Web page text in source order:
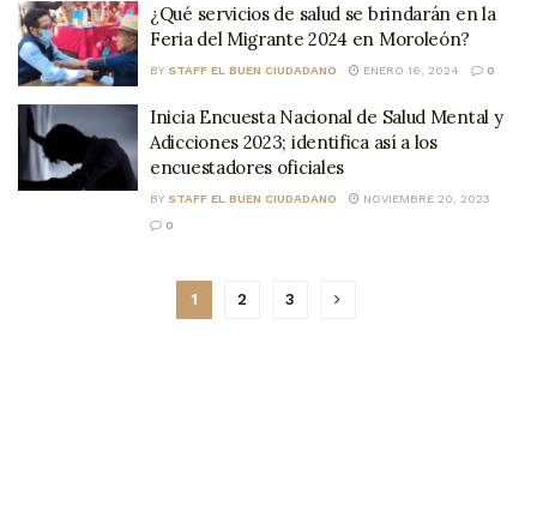
¿Qué servicios de salud se brindarán en la
Feria del Migrante 2024 en Moroleón?
BY STAFF EL BUEN CIUDADANO ENERO 16, 2024 0
Inicia Encuesta Nacional de Salud Mental y
Adicciones 2023; identifica así a los
encuestadores oficiales
BY STAFF EL BUEN CIUDADANO
NOVIEMBRE 20, 2023
0
1 2 3